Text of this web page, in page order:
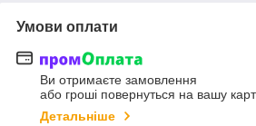
Умови оплати
Ви отримаєте замовлення
або гроші повернуться на вашу
Детальніше